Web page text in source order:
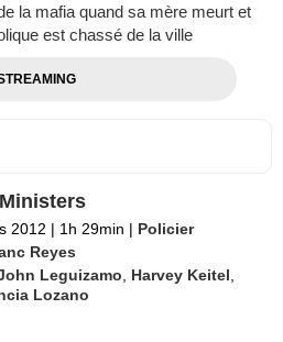
la mafia quand sa mère meurt et
est chassé de la ville
2012 | 1h 29min | Policier
Reyes
Leguizamo Harvey Keitel
Lozano